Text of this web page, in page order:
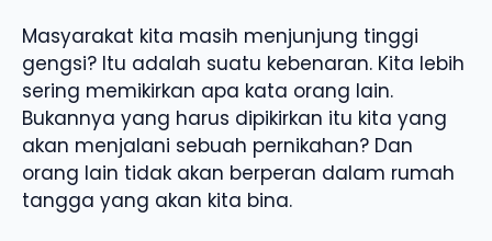
Masyarakat kita masih menjunjung tinggi
gengsi? Itu adalah suatu kebenaran. Kita lebih
sering memikirkan apa kata orang lain.
Bukannya yang harus dipikirkan itu kita yang
akan menjalani sebuah pernikahan? Dan
orang lain tidak akan berperan dalam rumah
tangga yang akan kita bina.